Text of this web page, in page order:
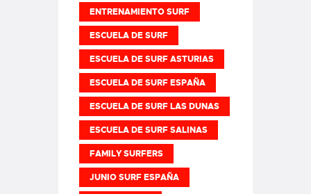
ENTRENAMIENTO SURF
ESCUELA DE SURF
ESCUELA DE SURF ASTURIAS
ESCUELA DE SURF ESPAÑA
ESCUELA DE SURF LAS DUNAS
ESCUELA DE SURF SALINAS
FAMILY SURFERS
JUNIO SURF ESPAÑA